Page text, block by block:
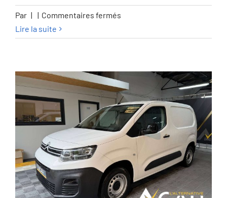
Par | | Commentaires fermés
Proace
2.0
D-
4D
Medium
Confort
L2
–
GARANTIE
TOYOTA
2032
Lire la suite